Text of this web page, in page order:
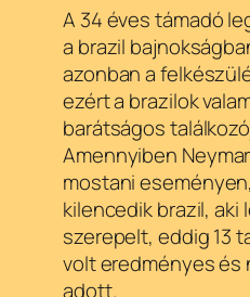
A 34 éves támadó
a brazil
azonban a
ezért a brazilok
barátságos
Amennyiben
mostani
kilencedik brazil,
szerepelt, eddig 13
volt eredményes
adott.